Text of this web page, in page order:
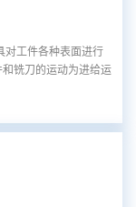
对工件各种表面进行
铣刀的运动为进给运